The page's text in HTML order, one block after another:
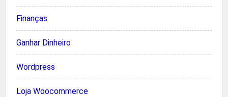
Finanças
Ganhar Dinheiro
Wordpress
Loja Woocommerce